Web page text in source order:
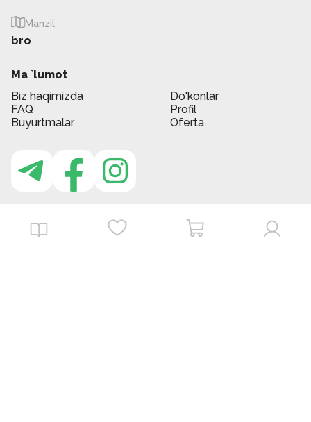
Manzil
bro
Ma `lumot
Biz haqimizda
Do'konlar
FAQ
Profil
Buyurtmalar
Oferta
MBG do'kon ilovasi